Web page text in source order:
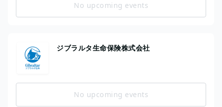
No upcoming events
ジブラルタ生命保険株式会社
No upcoming events